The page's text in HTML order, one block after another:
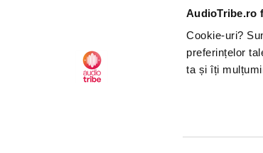
AudioTribe.ro
Cookie-uri?
preferințelor
ta și îți